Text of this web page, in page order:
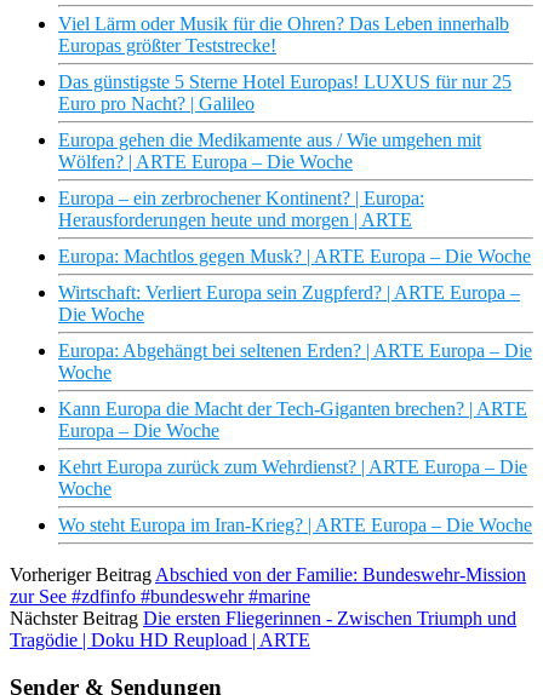
Viel Lärm oder Musik für die Ohren? Das Leben innerhalb
Europas größter Teststrecke!
Das günstigste 5 Sterne Hotel Europas! LUXUS für nur 25
Euro pro Nacht? | Galileo
Europa gehen die Medikamente aus / Wie umgehen mit
Wölfen? | ARTE Europa – Die Woche
Europa – ein zerbrochener Kontinent? | Europa:
Herausforderungen heute und morgen | ARTE
Europa: Machtlos gegen Musk? | ARTE Europa – Die Woche
Wirtschaft: Verliert Europa sein Zugpferd? | ARTE Europa –
Die Woche
Europa: Abgehängt bei seltenen Erden? | ARTE Europa – Die
Woche
Kann Europa die Macht der Tech-Giganten brechen? | ARTE
Europa – Die Woche
Kehrt Europa zurück zum Wehrdienst? | ARTE Europa – Die
Woche
Wo steht Europa im Iran-Krieg? | ARTE Europa – Die Woche
Vorheriger Beitrag Abschied von der Familie: Bundeswehr-Mission
zur See #zdfinfo #bundeswehr #marine
Nächster Beitrag Die ersten Fliegerinnen - Zwischen Triumph und
Tragödie | Doku HD Reupload | ARTE
Sender & Sendungen